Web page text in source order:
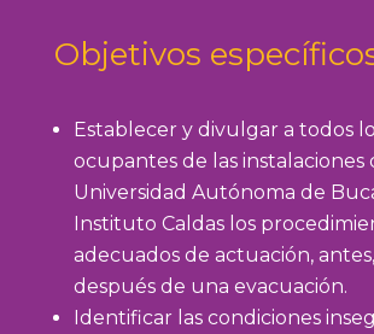
Objetivos
Establecer y divulgar a todos
ocupantes de las instalaciones
Universidad Autónoma de
Instituto Caldas los
adecuados de actuación,
después de una evacuación.
Identificar las condiciones